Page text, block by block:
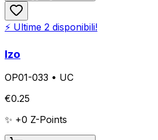
⚡ Ultime 2 disponibili!
Izo
OP01-033 • UC
€0.25
✨ +0 Z-Points